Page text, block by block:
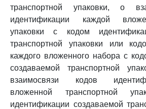
транспортной упаковки, о
идентификации каждой
упаковки с кодом
транспортной упаковки или
каждого вложенного набора с
создаваемой транспортной
взаимосвязи кодов
вложенной транспортной
идентификации создаваемой